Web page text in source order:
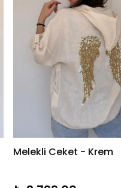
Melekli Ceket - Krem